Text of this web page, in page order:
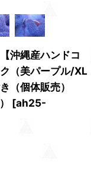
沖縄産ハンドコ
（美パープル/XL
（個体販売）
[ah25-